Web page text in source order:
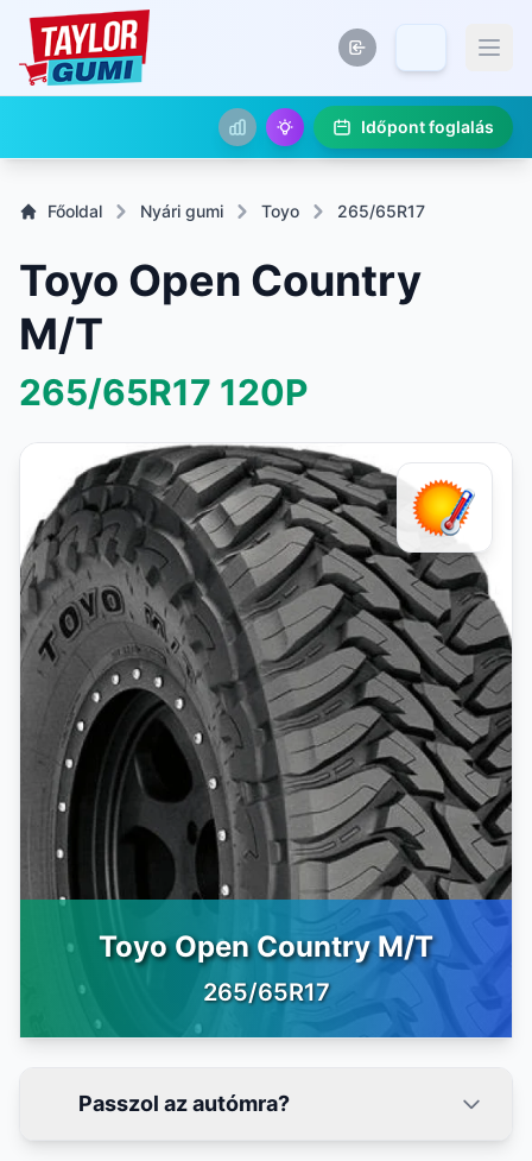
Időpont foglalás
Főoldal Nyári gumi Toyo 265/65R17
Toyo Open Country
M/T
265/65R17 120P
Toyo Open Country M/T
265/65R17
Passzol az autómra?